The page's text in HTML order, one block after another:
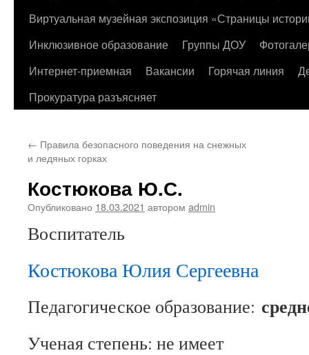
содержимому
Виртуальная музейная экспозиция «Страницы
Инклюзивное образование
Группы ДОУ
Интернет-приемная
Вакансии Горячая линия
Прокуратура разъясняет
← Правила безопасного поведения на снежных
и ледяных горках
Костюкова Ю.С.
Опубликовано 18.03.2021 автором admin
Воспитатель
Костюкова Юлия Сергеевна
Педагогическое образование:
Ученая степень: не имеет